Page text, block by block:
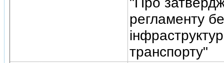
регламенту
транспорту"